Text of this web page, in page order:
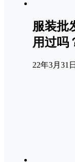
服装批
用过吗
22年3月31日